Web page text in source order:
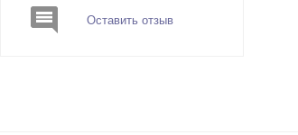
Оставить отзыв